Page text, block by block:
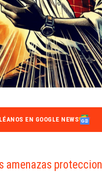
EN GOOGLE NEWS
amenazas